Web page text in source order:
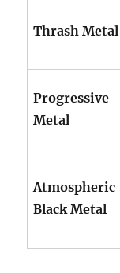
Thrash Metal
Progressive
Metal
Atmospheric
Black Metal